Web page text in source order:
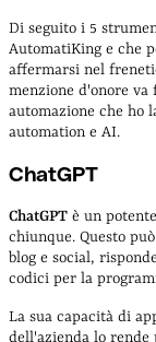
Di seguito i 5
AutomatiKing e che
affermarsi nel
menzione d'onore va
automazione che ho
automation e AI.
ChatGPT
ChatGPT è un
chiunque. Questo
blog e social,
codici per la
La sua capacità di
dell'azienda lo